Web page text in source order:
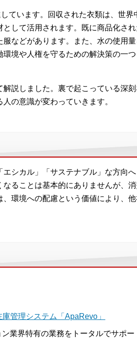
ています。回収された衣類は、世界
して活用されます。既に商品化さ
などがあります。また、水の使用
境や人権を守るための解決策の一
説しました。裏で起こっている深刻
の意識が変わっていきます。
シカル」「サステナブル」な方向
ることは基本的にありませんが、
環境への配慮という価値により、
管理システム「ApaRevo」
業界特有の業務をトータルでサポ